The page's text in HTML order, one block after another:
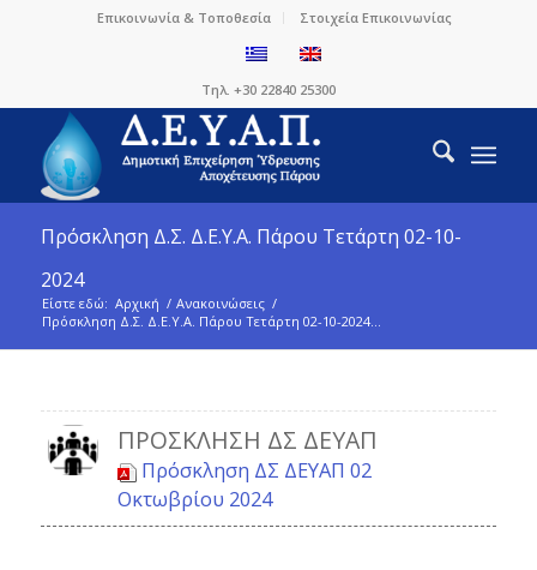
Επικοινωνία & Τοποθεσία Στοιχεία Επικοινωνίας
Τηλ. +30 22840 25300
Πρόσκληση Δ.Σ. Δ.Ε.Υ.Α. Πάρου Τετάρτη 02-10-
2024
Είστε εδώ: Αρχική / Ανακοινώσεις /
Πρόσκληση Δ.Σ. Δ.Ε.Υ.Α. Πάρου Τετάρτη 02-10-2024...
ΠΡΌΣΚΛΗΣΗ ΔΣ ΔΕΥΑΠ
Πρόσκληση ΔΣ ΔΕΥΑΠ 02
Οκτωβρίου 2024